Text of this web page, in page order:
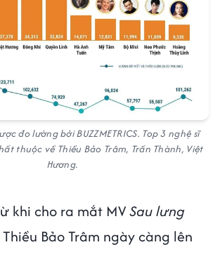
đo lường bởi BUZZMETRICS. Top 3 nghệ sĩ
thuộc về Thiều Bảo Trâm, Trấn Thành, Việt
Hương.
khi cho ra mắt MVSau lưng
Thiều Bảo Trâm ngày càng lên